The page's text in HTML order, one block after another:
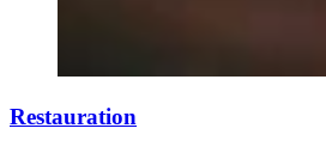
Restauration